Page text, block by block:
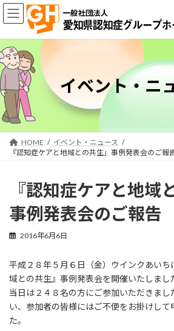
コ
ン
ン
ツ
へ
ス
キ
ッ
プ
ナ
ビ
ー
シ
ョ
ン
に
移
動
イベント・ニ
HOME
イベント・ニュース
『認知症ケアと地域との共生」事例発表会のご報
『認知症ケアと地域
事例発表会のご報告
2016年6月6日
平成２８年５月６日（金）ウインクあいち
域との共生』事例発表会を開催いたしまし
当日は２４８名の方にご参加いただきまし
い、参加者の皆様にはご不便をお掛けして
た。